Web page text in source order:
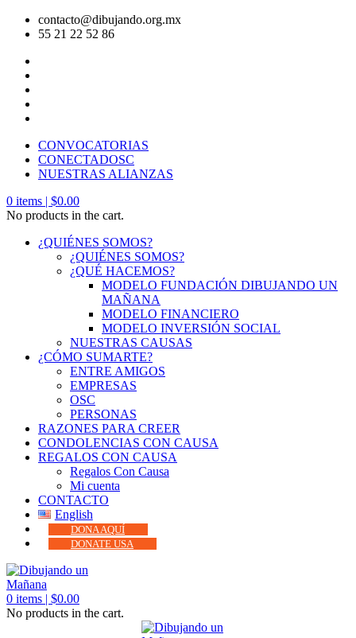
contacto@dibujando.org.mx
55 21 22 52 86
CONVOCATORIAS
CONECTADOSC
NUESTRAS ALIANZAS
0 items | $0.00
No products in the cart.
¿QUIÉNES SOMOS?
¿QUIÉNES SOMOS?
¿QUÉ HACEMOS?
MODELO FUNDACIÓN DIBUJANDO UN
MAÑANA
MODELO FINANCIERO
MODELO INVERSIÓN SOCIAL
NUESTRAS CAUSAS
¿CÓMO SUMARTE?
ENTRE AMIGOS
EMPRESAS
OSC
PERSONAS
RAZONES PARA CREER
CONDOLENCIAS CON CAUSA
REGALOS CON CAUSA
Regalos Con Causa
Mi cuenta
CONTACTO
English
DONA AQUÍ
DONATE USA
0 items | $0.00
No products in the cart.